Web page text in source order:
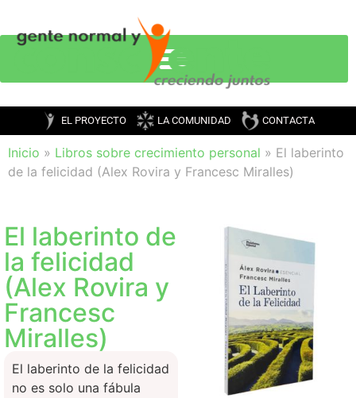
EL PROYECTO LA COMUNIDAD CONTACTA
Inicio » Libros sobre crecimiento personal » El laberinto
de la felicidad (Alex Rovira y Francesc Miralles)
El laberinto de
la felicidad
(Alex Rovira y
Francesc
Miralles)
El laberinto de la felicidad
no es solo una fábula